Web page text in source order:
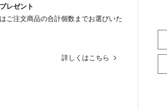
レゼント
ご注文商品の合計個数までお選びいた
詳しくはこちら